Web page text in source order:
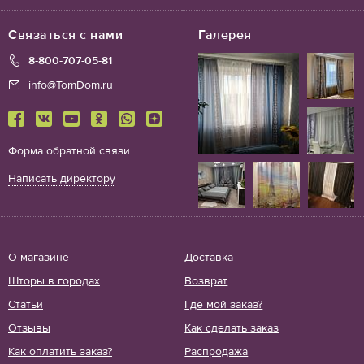
Галерея
Связаться с нами
8-800-707-05-81
info@TomDom.ru
Форма обратной связи
Написать директору
О магазине
Доставка
Шторы в городах
Возврат
Статьи
Где мой заказ?
Отзывы
Как сделать заказ
Как оплатить заказ?
Распродажа